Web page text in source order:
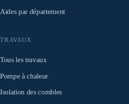
Aides par département
TRAVAUX
Tous les travaux
Pompe à chaleur
Isolation des combles